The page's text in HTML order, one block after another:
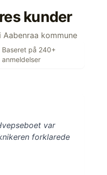
kunder
kommune
Baseret på 240+
anmeldelser
var
forklarede